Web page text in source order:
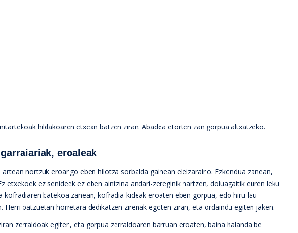
hildakoaren etxean batzen ziran. Abadea etorten zan gorpua altxatzeko.
eroaleak
nortzuk eroango eben hilotza sorbalda gainean eleizaraino. Ezkondua zanean,
etxekoek ez senideek ez eben aintzina andari-zereginik hartzen, doluagaitik euren leku
kofradiaren batekoa zanean, kofradia-kideak eroaten eben gorpua, edo hiru-lau
Herri batzuetan horretara dedikatzen zirenak egoten ziran, eta ordaindu egiten jaken.
zerraldoak egiten, eta gorpua zerraldoaren barruan eroaten, baina halanda be